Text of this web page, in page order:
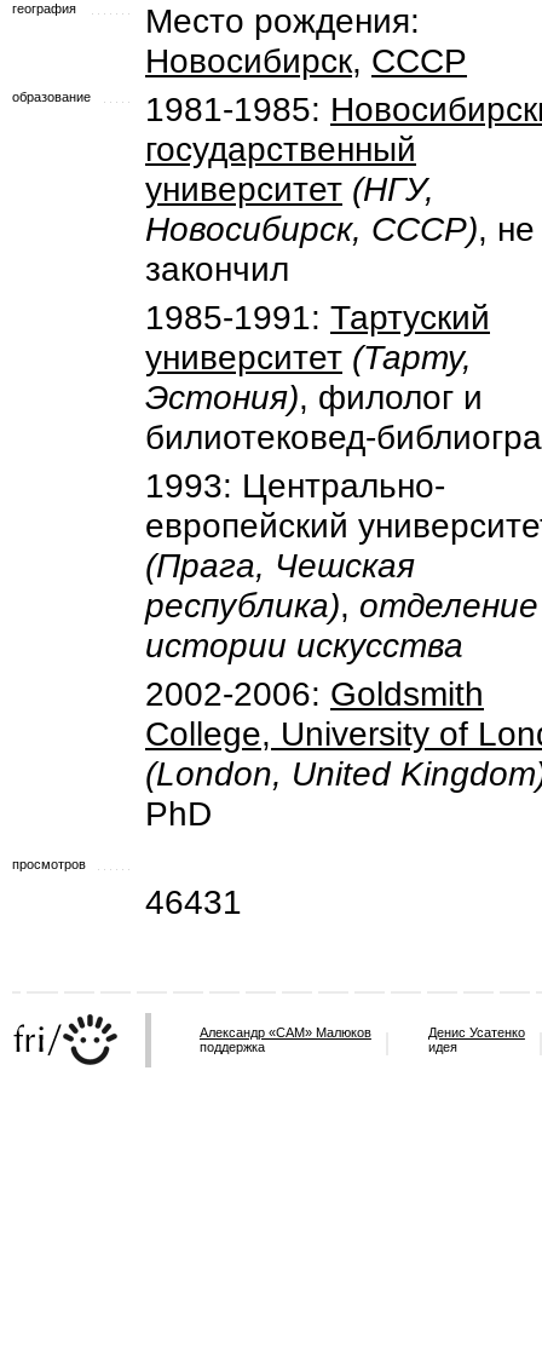
география
Место рождения:
Новосибирск, СССР
образование 1981-1985:
государственный
университет (НГУ,
Новосибирск, СССР), не
закончил
1985-1991: Тартуский
университет (Тарту,
Эстония), филолог и
билиотековед-
1993: Центрально-
европейский
(Прага, Чешская
республика), отделение
истории искусства
2002-2006: Goldsmith
College, University of
(London, United
PhD
просмотров
46431
Александр «САМ» Малюков
поддержка
Денис Усатенко
идея